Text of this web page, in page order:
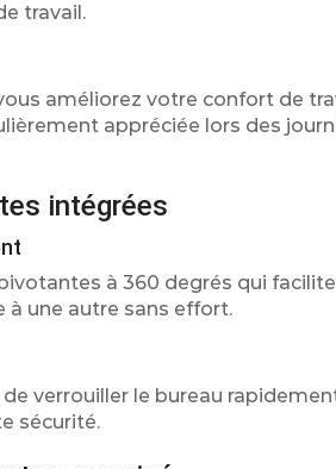
travail.
améliorez votre confort de
appréciée lors des
intégrées
à 360 degrés qui
à une autre sans effort.
verrouiller le bureau
sécurité.